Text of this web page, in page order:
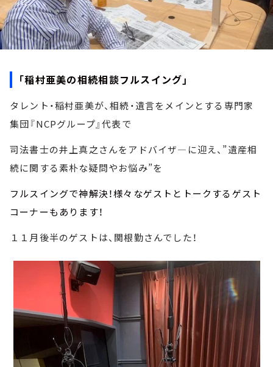
「稲村亜美の相続相談フルスイング」
タレント・稲村亜美が、相続・遺言をメインとする専門家
集団『NCPグループ』代表で
司法書士の井上真之さんをアドバイザ―に迎え、”遺産相
続に関する素朴な疑問やお悩み”を
フルスイングで神解決！様々なゲストとトークするゲスト
コーナーもあります！
１１月後半のゲストは、関根勤さんでした！